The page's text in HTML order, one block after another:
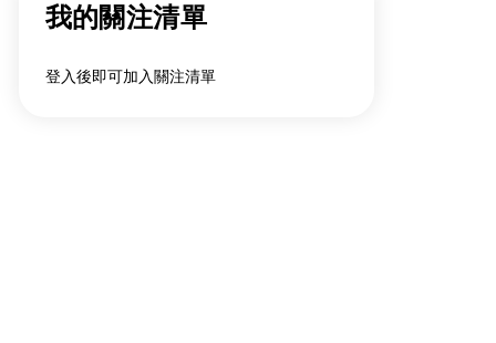
我的關注清單
登入後即可加入關注清單